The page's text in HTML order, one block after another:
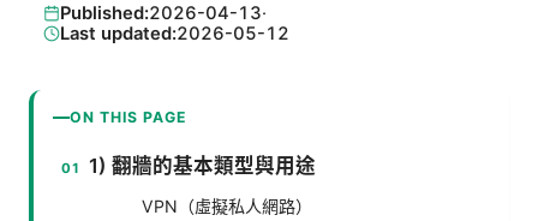
Published:2026-04-13·
Last updated:2026-05-12
ON THIS PAGE
1) 翻牆的基本類型與用途
VPN（虛擬私人網路）